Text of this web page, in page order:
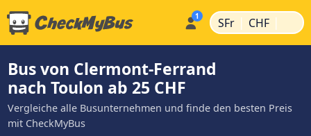
SFr | CHF |
Bus von Clermont-Ferrand
nach Toulon ab 25 CHF
Vergleiche alle Busunternehmen und finde den besten Preis
mit CheckMyBus